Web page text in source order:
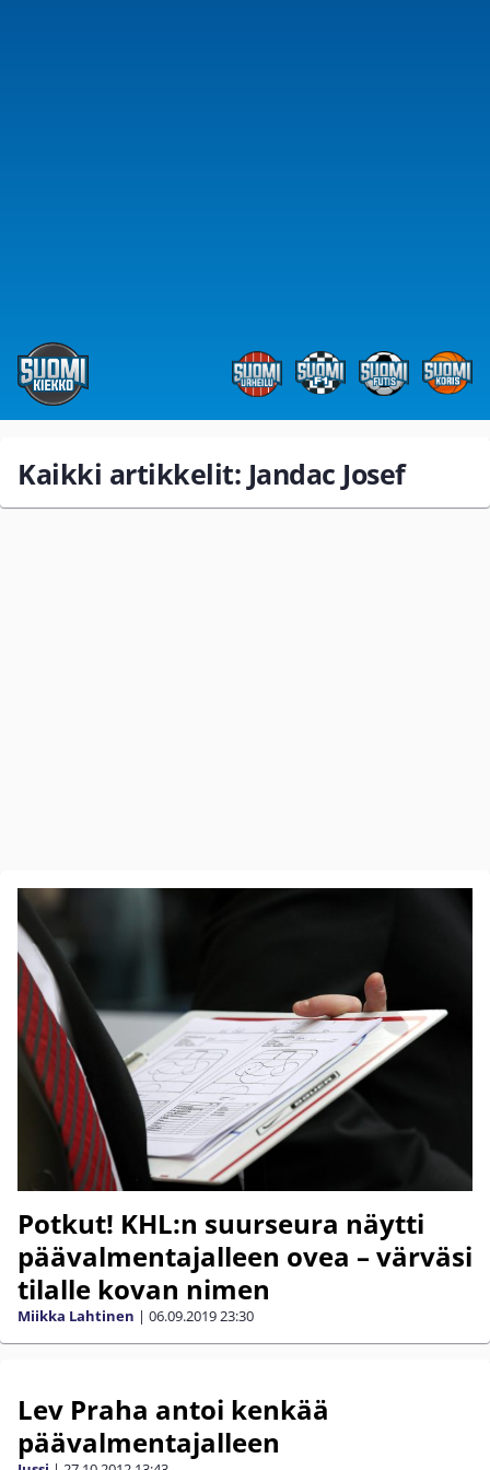
Kaikki artikkelit: Jandac Josef
Potkut! KHL:n suurseura näytti
päävalmentajalleen ovea – värväsi
tilalle kovan nimen
Miikka Lahtinen | 06.09.201923:30
Lev Praha antoi kenkää
päävalmentajalleen